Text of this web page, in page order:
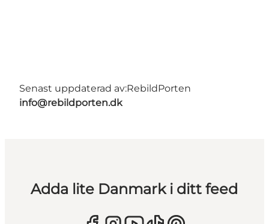
Senast uppdaterad av:RebildPorten
info@rebildporten.dk
Adda lite Danmark i ditt feed